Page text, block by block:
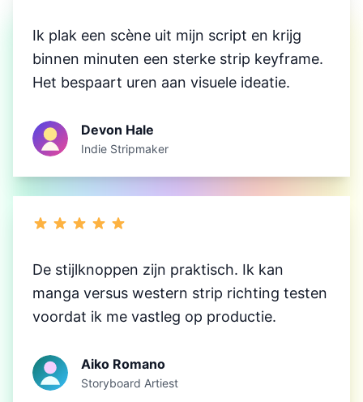
Ik plak een scène uit mijn script en krijg
binnen minuten een sterke strip keyframe.
Het bespaart uren aan visuele ideatie.
Devon Hale
Indie Stripmaker
De stijlknoppen zijn praktisch. Ik kan
manga versus western strip richting testen
voordat ik me vastleg op productie.
Aiko Romano
Storyboard Artiest